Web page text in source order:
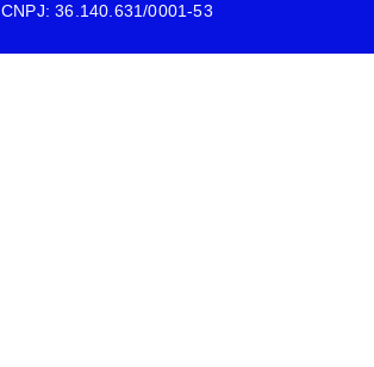
CNPJ: 36.140.631/0001-53